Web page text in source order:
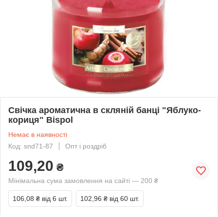
Свічка ароматична в скляній банці "Яблуко-
кориця" Bispol
Немає в наявності
Код: snd71-87
Опт і роздріб
109,20 ₴
Мінімальна сума замовлення на сайті — 200 ₴
106,08 ₴ від 6 шт. 102,96 ₴ від 60 шт.